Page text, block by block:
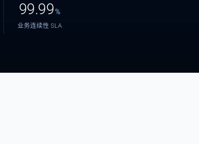
99.99%
业务连续性 SLA